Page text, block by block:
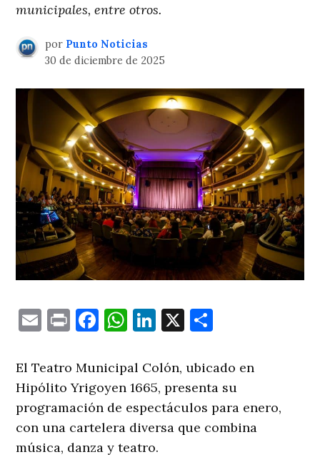
municipales, entre otros.
por Punto Noticias
30 de diciembre de 2025
EmailPrintFacebook
WhatsApp
LinkedIn
X
El Teatro Municipal Colón, ubicado en
Hipólito Yrigoyen 1665, presenta su
programación de espectáculos para enero,
con una cartelera diversa que combina
música, danza y teatro.